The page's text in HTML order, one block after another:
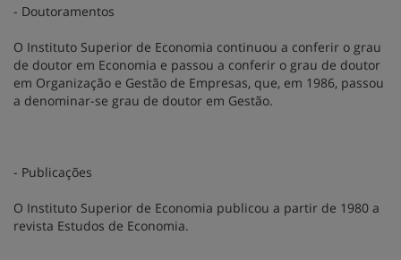
- Doutoramentos
O Instituto Superior de Economia continuou a conferir o grau
de doutor em Economia e passou a conferir o grau de doutor
em Organização e Gestão de Empresas, que, em 1986, passou
a denominar-se grau de doutor em Gestão.
- Publicações
O Instituto Superior de Economia publicou a partir de 1980 a
revista Estudos de Economia.